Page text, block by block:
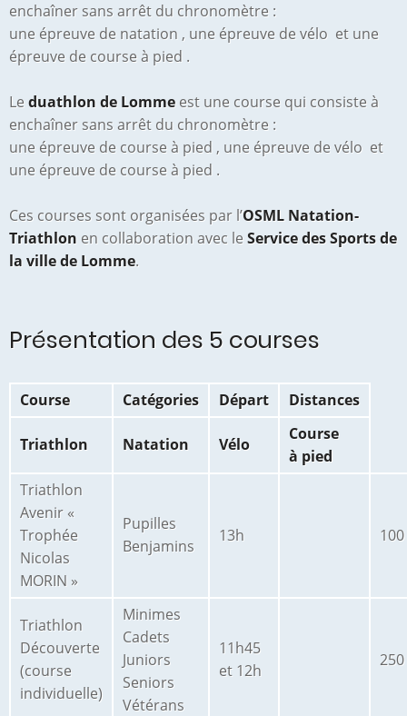
enchaîner sans arrêt du chronomètre :
une épreuve de natation , une épreuve de vélo et une
épreuve de course à pied .
Leduathlon de Lomme est une course qui consiste à
enchaîner sans arrêt du chronomètre :
une épreuve de course à pied , une épreuve de vélo et
une épreuve de course à pied .
Ces courses sont organisées par l’OSML Natation-
Triathlon en collaboration avec leService des Sports de
la ville de Lomme.
Présentation des 5 courses
Course Catégories Départ Distances
Triathlon Natation Vélo
Course
à pied
Triathlon
Avenir «
Trophée
Nicolas
MORIN »
Pupilles
Benjamins
13h
Triathlon
Découverte
(course
individuelle)
Minimes
Cadets
Juniors
Seniors
Vétérans
11h45
et 12h